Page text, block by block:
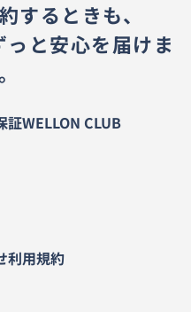
するときも、
と安心を届けま
証WELLON CLUB
利用規約